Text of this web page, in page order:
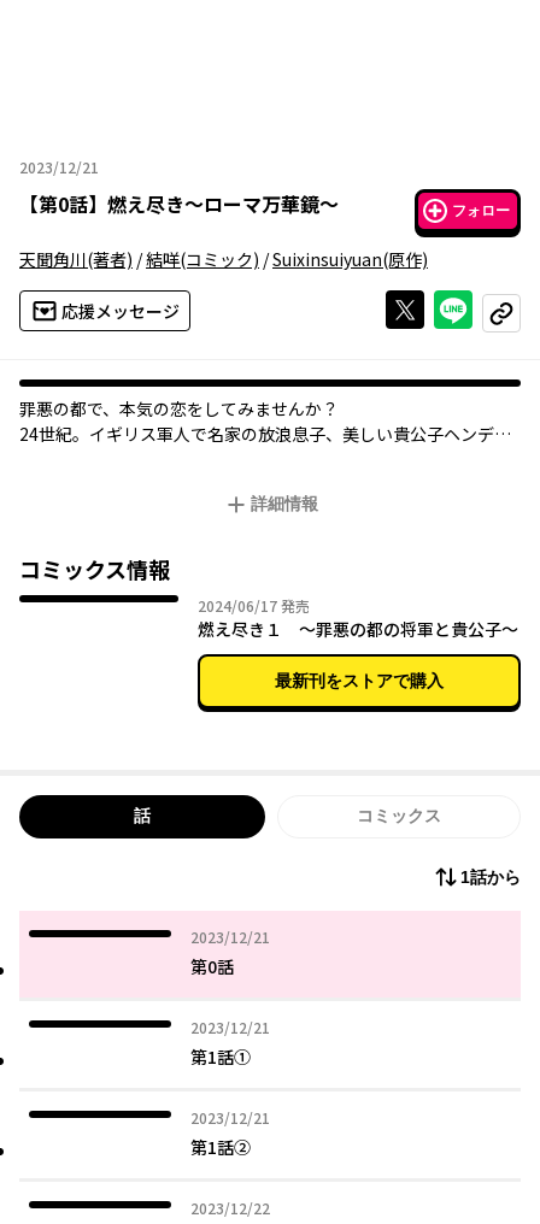
2023/12/21
2023年12月21日
【第0話】 燃え尽き～ローマ万華鏡～ フォロー
天聞角川(著者) /結咩(コミック) /Suixinsuiyuan(原作)
応援メッセージ Xで投稿する
ライン
コピー
罪悪の都で、本気の恋をしてみませんか？
24世紀。イギリス軍人で名家の放浪息子、美しい貴公子ヘンデル
ヘンデルの新しい上司は、戦場の第一線を退いた元将軍・クライ
彼はローマの罪悪を消滅するという志を持った、恋愛に全く興味
のない鉄腕英雄。
そんな将軍の勇姿と難攻不落の鈍感さに、一層燃え上がるヘンデ
同時期、将軍の敵はローマの反社会勢力の力を借り、将軍を亡き
ヘンデルは将軍の右腕となり、自ら恋愛と陰謀の嵐に飛び込ん
詳細情報
コミックス情報
2024/06/172024年06月17日
発売
燃え尽き１ ～罪悪の都の将軍と貴公子～
最新刊をストアで購入
話 コミックス
1話から
2023/12/21
2023年12月21日
第0話
2023/12/21
2023年12月21日
第1話①
2023/12/21
2023年12月21日
第1話②
2023/12/22
2023年12月22日